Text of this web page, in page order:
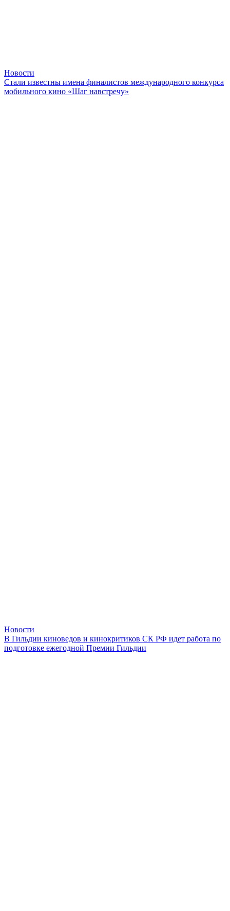
Новости
Стали известны имена финалистов международного конкурса
мобильного кино «Шаг навстречу»
Новости
В Гильдии киноведов и кинокритиков СК РФ идет работа по
подготовке ежегодной Премии Гильдии